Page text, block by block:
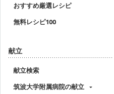
おすすめ厳選レシピ
無料レシピ100
献立
献立検索
筑波大学附属病院の献立